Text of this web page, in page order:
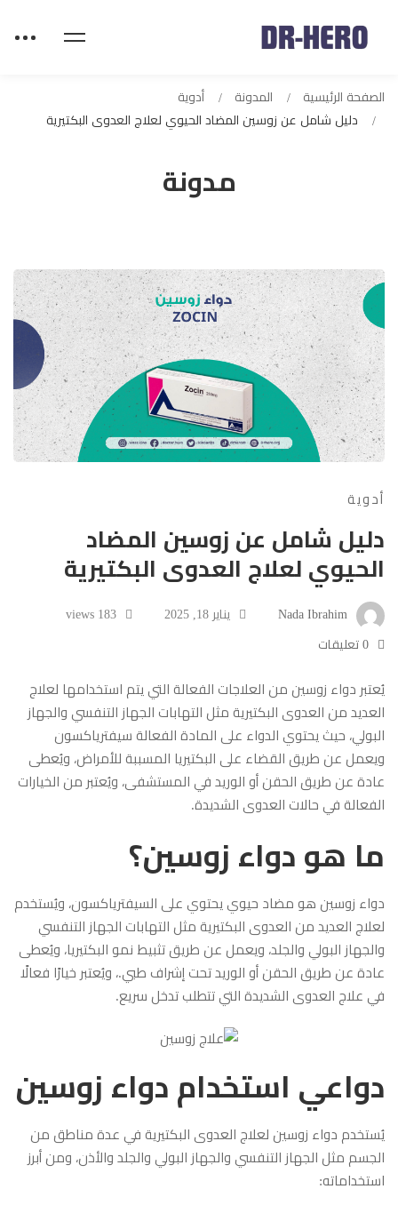
مدونة
الصفحة الرئيسية المدونة
أدوية
دليل شامل عن زوسين المضاد الحيوي لعلاج العدوى البكتيرية
أدوية
دليل شامل عن زوسين المضاد
الحيوي لعلاج العدوى البكتيرية
يناير 18, 2025 183 views
0 تعليقات
يُعتبر دواء زوسين من العلاجات الفعالة التي يتم استخدامها لعلاج
العديد من العدوى البكتيرية مثل التهابات الجهاز التنفسي والجهاز
البولي، حيث يحتوي الدواء على المادة الفعالة سيفترياكسون
ويعمل عن طريق القضاء على البكتيريا المسببة للأمراض، ويُعطى
عادة عن طريق الحقن أو الوريد في المستشفى، ويُعتبر من الخيارات
الفعالة في حالات العدوى الشديدة.
ما هو دواء زوسين؟
دواء زوسين هو مضاد حيوي يحتوي على السيفترياكسون، ويُستخدم
لعلاج العديد من العدوى البكتيرية مثل التهابات الجهاز التنفسي
والجهاز البولي والجلد، ويعمل عن طريق تثبيط نمو البكتيريا، ويُعطى
عادة عن طريق الحقن أو الوريد تحت إشراف طبي.، ويُعتبر خيارًا فعالًا
في علاج العدوى الشديدة التي تتطلب تدخل سريع.
دواعي استخدام دواء زوسين
يُستخدم دواء زوسين لعلاج العدوى البكتيرية في عدة مناطق من
الجسم مثل الجهاز التنفسي والجهاز البولي والجلد والأذن، ومن أبرز
استخداماته: